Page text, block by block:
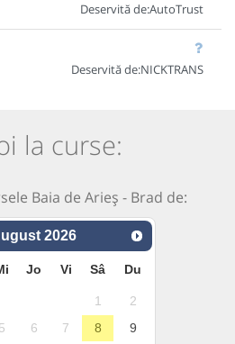
Deservită de:AutoTrust
Deservită de:NICKTRANS
la curse:
Baia de Arieș - Brad de:
2026
Jo Vi Sâ Du
1
2
5 6 7 8
9